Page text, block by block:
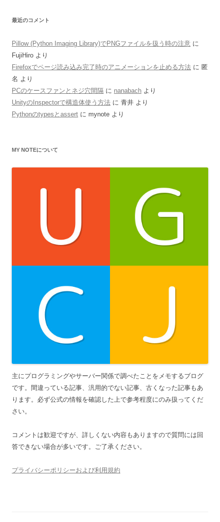
最近のコメント
Pillow (Python Imaging Library)でPNGファイルを扱う時の注意 に
FujiHiro より
Firefoxでページ読み込み完了時のアニメーションを止める方法 に 匿
名 より
PCのケースファンとネジ穴間隔 に nanabach より
UnityのInspectorで構造体使う方法 に 青井 より
Pythonのtypesとassert に mynote より
MY NOTEについて
主にプログラミングやサーバー関係で調べたことをメモするブログ
です。間違っている記事、汎用的でない記事、古くなった記事もあ
ります。必ず公式の情報を確認した上で参考程度にのみ扱ってくだ
さい。
コメントは歓迎ですが、詳しくない内容もありますので質問には回
答できない場合が多いです。ご了承ください。
プライバシーポリシーおよび利用規約